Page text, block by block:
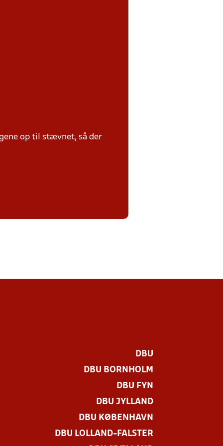
op til stævnet, så der
DBU
DBU BORNHOLM
DBU FYN
DBU JYLLAND
DBU KØBENHAVN
DBU LOLLAND-FALSTER